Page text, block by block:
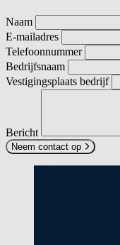
Naam
E-mailadres
Telefoonnummer
Bedrijfsnaam
Vestigingsplaats bedrijf
Bericht
Neem contact op